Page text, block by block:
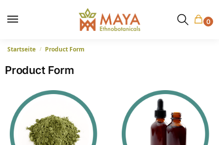
0
Startseite / Product Form
Product Form